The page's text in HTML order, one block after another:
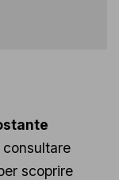
scoprire